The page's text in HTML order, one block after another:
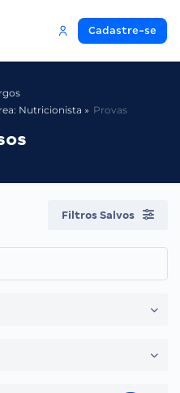
Cadastre-se
Nutricionista
Provas
Filtros Salvos